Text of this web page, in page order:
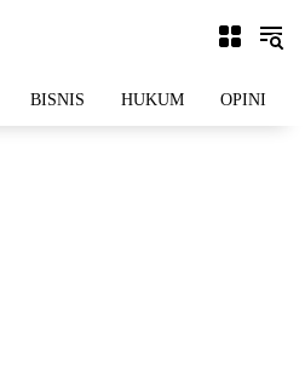
BISNIS HUKUM OPINI